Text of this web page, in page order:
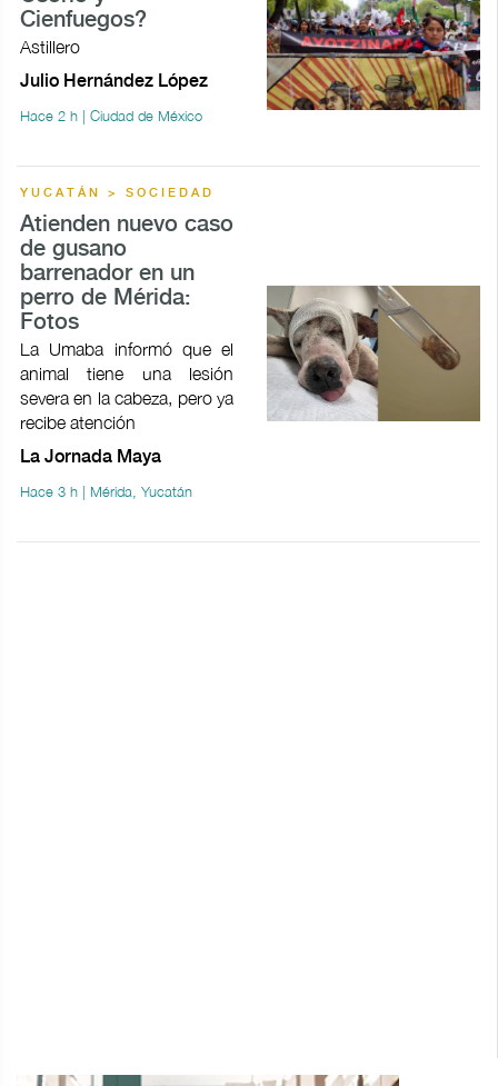
Cienfuegos?
Astillero
Julio Hernández López
Hace 2 h | Ciudad de México
YUCATÁN > SOCIEDAD
Atienden nuevo caso
de gusano
barrenador en un
perro de Mérida:
Fotos
La Umaba informó que el
animal tiene una lesión
severa en la cabeza, pero ya
recibe atención
La Jornada Maya
Hace 3 h | Mérida, Yucatán